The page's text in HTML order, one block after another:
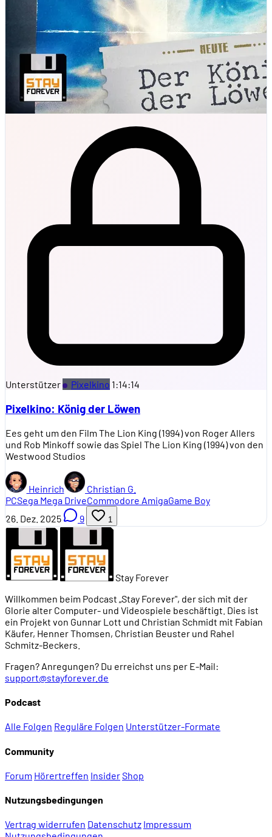
Unterstützer Pixelkino 1:14:14
Pixelkino: König der Löwen
Ees geht um den Film The Lion King (1994) von Roger Allers
und Rob Minkoff sowie das Spiel The Lion King (1994) von den
Westwood Studios
Heinrich
Christian G.
PCSega Mega DriveCommodore AmigaGame Boy
26. Dez. 2025
9 1
Stay Forever
Willkommen beim Podcast „Stay Forever", der sich mit der
Glorie alter Computer- und Videospiele beschäftigt. Dies ist
ein Projekt von Gunnar Lott und Christian Schmidt mit Fabian
Käufer, Henner Thomsen, Christian Beuster und Rahel
Schmitz-Beckers.
Fragen? Anregungen? Du erreichst uns per E-Mail:
support@stayforever.de
Podcast
Alle Folgen Reguläre Folgen Unterstützer-Formate
Community
Forum Hörertreffen InsiderShop
Nutzungsbedingungen
Vertrag widerrufen Datenschutz Impressum